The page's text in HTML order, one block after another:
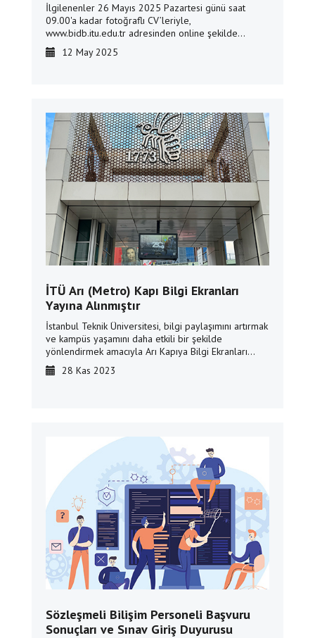
İlgilenenler 26 Mayıs 2025 Pazartesi günü saat
09.00'a kadar fotoğraflı CV’leriyle,
www.bidb.itu.edu.tr adresinden online şekilde
başvuru yapabilir.
12 May 2025
İTÜ Arı (Metro) Kapı Bilgi Ekranları
Yayına Alınmıştır
İstanbul Teknik Üniversitesi, bilgi paylaşımını artırmak
ve kampüs yaşamını daha etkili bir şekilde
yönlendirmek amacıyla Arı Kapıya Bilgi Ekranları
takılmıştır. Bu yenilik, üniversitemizin daha hızlı ve
bilgilendirici bir iletişim deneyimi yaşamasını
28 Kas 2023
Sözleşmeli Bilişim Personeli Başvuru
Sonuçları ve Sınav Giriş Duyurusu